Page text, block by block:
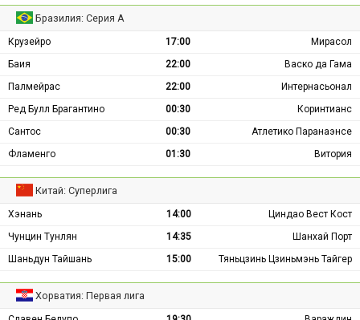
Бразилия: Серия А
Крузейро 17:00
Мирасол
Баия
22:00
Васко да Гама
Палмейрас
22:00
Интернасьонал
Ред Булл Брагантино
00:30
Коринтианс
Сантос
00:30
Атлетико Паранаэнсе
Фламенго
01:30 Витория
Китай: Суперлига
Хэнань 14:00
Циндао Вест Кост
Чунцин Тунлян
14:35
Шанхай Порт
Шаньдун Тайшань
15:00 Тяньцзинь Цзиньмэнь Тайгер
Хорватия: Первая лига